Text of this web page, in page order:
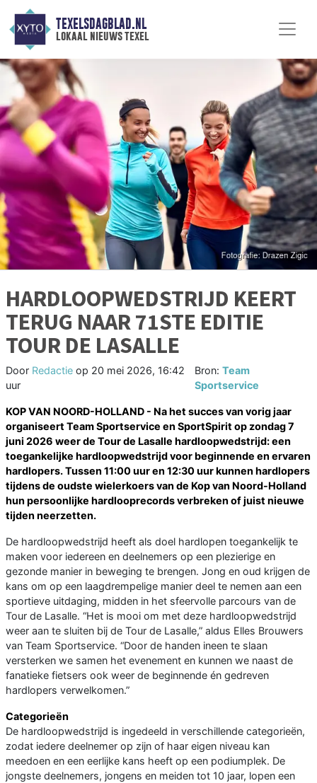
TEXELSDAGBLAD.NL
lokaal nieuws texel
HARDLOOPWEDSTRIJD KEERT
TERUG NAAR 71STE EDITIE
TOUR DE LASALLE
Door Redactie op 20 mei 2026, 16:42
uur
Bron: Team
Sportservice
KOP VAN NOORD-HOLLAND - Na het succes van vorig jaar
organiseert Team Sportservice en SportSpirit op zondag 7
juni 2026 weer de Tour de Lasalle hardloopwedstrijd: een
toegankelijke hardloopwedstrijd voor beginnende en ervaren
hardlopers. Tussen 11:00 uur en 12:30 uur kunnen hardlopers
tijdens de oudste wielerkoers van de Kop van Noord-Holland
hun persoonlijke hardlooprecords verbreken of juist nieuwe
tijden neerzetten.
De hardloopwedstrijd heeft als doel hardlopen toegankelijk te
maken voor iedereen en deelnemers op een plezierige en
gezonde manier in beweging te brengen. Jong en oud krijgen de
kans om op een laagdrempelige manier deel te nemen aan een
sportieve uitdaging, midden in het sfeervolle parcours van de
Tour de Lasalle. “Het is mooi om met deze hardloopwedstrijd
weer aan te sluiten bij de Tour de Lasalle,” aldus Elles Brouwers
van Team Sportservice. “Door de handen ineen te slaan
versterken we samen het evenement en kunnen we naast de
fanatieke fietsers ook weer de beginnende én gedreven
hardlopers verwelkomen.”
Categorieën
De hardloopwedstrijd is ingedeeld in verschillende categorieën,
zodat iedere deelnemer op zijn of haar eigen niveau kan
meedoen en een eerlijke kans heeft op een podiumplek. De
jongste deelnemers, jongens en meiden tot 10 jaar, lopen een